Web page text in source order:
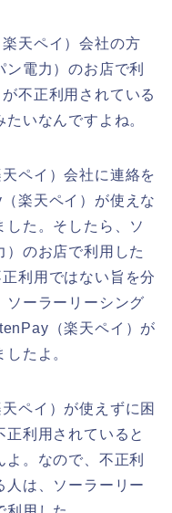
天ペイ）会社の方
電力）のお店で利
不正利用されている
いなんですよね。
ペイ）会社に連絡を
楽天ペイ）が使えな
した。そしたら、ソ
）のお店で利用した
利用ではない旨を分
ソーラーリーシング
（楽天ペイ）が
たよ。
ペイ）が使えずに困
正利用されていると
。なので、不正利
人は、ソーラーリー